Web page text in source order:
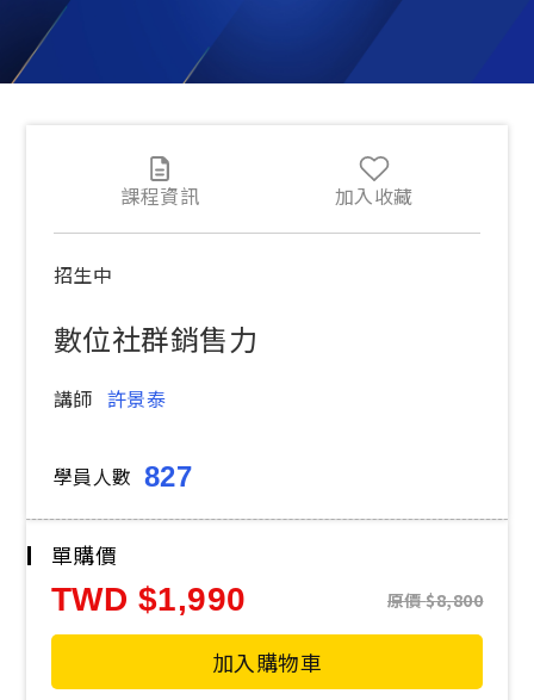
招生中
數位社群銷售力
講師 許景泰
學員人數 827
課程資訊 加入收藏
單購價
TWD 1,990 原價 8,800
加入購物車